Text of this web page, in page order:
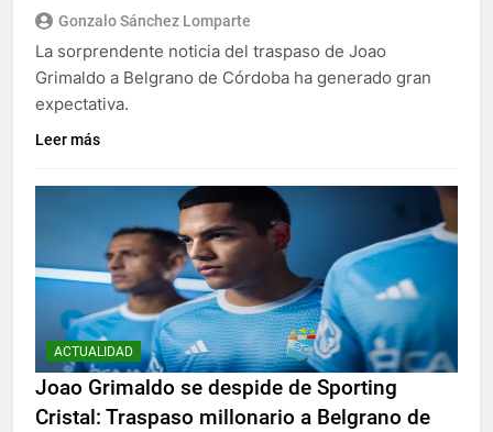
Gonzalo Sánchez Lomparte
La sorprendente noticia del traspaso de Joao
Grimaldo a Belgrano de Córdoba ha generado gran
expectativa.
Leer más
ACTUALIDAD
Joao Grimaldo se despide de Sporting
Cristal: Traspaso millonario a Belgrano de